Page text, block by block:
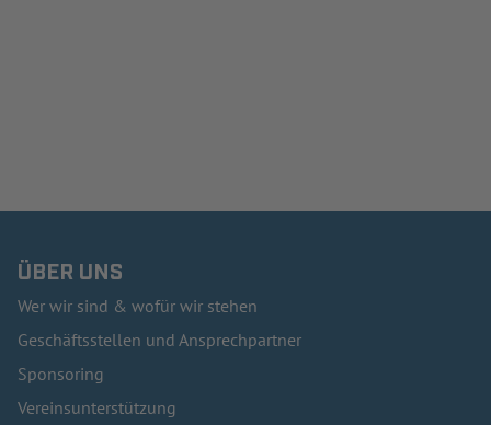
ÜBER UNS
Wer wir sind & wofür wir stehen
Geschäftsstellen und Ansprechpartner
Sponsoring
Vereinsunterstützung